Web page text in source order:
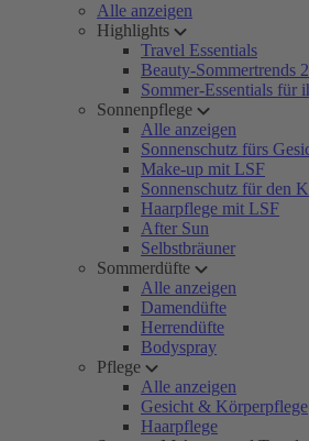
Alle anzeigen
Highlights
Travel Essentials
Beauty-Sommertrends
Sommer-Essentials für
Sonnenpflege
Alle anzeigen
Sonnenschutz fürs
Make-up mit LSF
Sonnenschutz für den
Haarpflege mit LSF
After Sun
Selbstbräuner
Sommerdüfte
Alle anzeigen
Damendüfte
Herrendüfte
Bodyspray
Pflege
Alle anzeigen
Gesicht & Körperpflege
Haarpflege